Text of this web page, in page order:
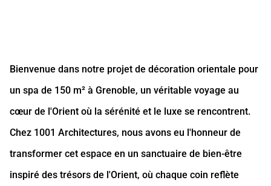
Bienvenue dans notre projet de décoration orientale pour
un spa de 150 m² à Grenoble, un véritable voyage au
cœur de l'Orient où la sérénité et le luxe se rencontrent.
Chez 1001 Architectures, nous avons eu l'honneur de
transformer cet espace en un sanctuaire de bien-être
inspiré des trésors de l'Orient, où chaque coin reflète